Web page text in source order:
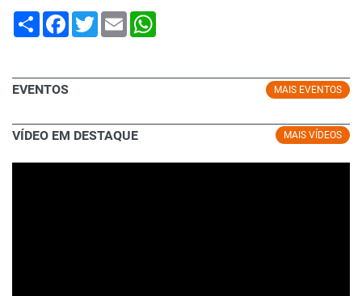
Share Facebook
TwitterEmail
MAIS EVENTOS
EVENTOS
MAIS VÍDEOS
VÍDEO EM DESTAQUE